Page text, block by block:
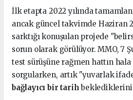
İlk etapta 2022 yılında
ancak güncel takvimde Haziran
sarktığı konuşulan projede
sorun olarak görülüyor. MMO, 7
test sürüşüne rağmen hattın hala
sorgularken, artık "yuvarlak
bağlayıcı bir tarihbeklediklerini